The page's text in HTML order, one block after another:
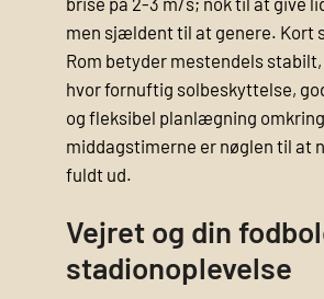
men sjældent til at genere. Kort
Rom betyder mestendels
hvor fornuftig solbeskyttelse,
og fleksibel planlægning omkring
middagstimerne er nøglen til at
fuldt ud.
Vejret og din
stadionoplevelse